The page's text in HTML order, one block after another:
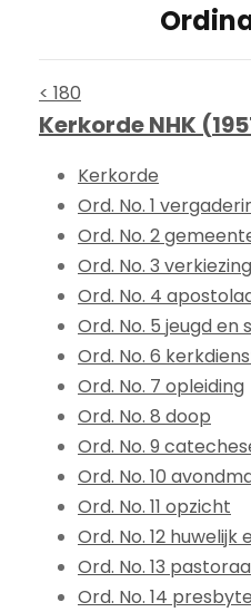
< 180
Kerkorde NHK
Kerkorde
Ord. No. 1
Ord. No. 2
Ord. No. 3 verkiezing
Ord. No. 4
Ord. No. 5 jeugd en
Ord. No. 6
Ord. No. 7 opleiding
Ord. No. 8 doop
Ord. No. 9
Ord. No. 10
Ord. No. 11 opzicht
Ord. No. 12 huwelijk
Ord. No. 13
Ord. No. 14